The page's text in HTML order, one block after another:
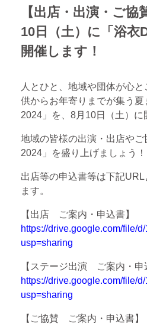
【出店・出演・ご協
10日（土）に「浴衣
開催します！
人とひと、地域や団体が心
供からお年寄りまでが集う夏
2024」を、8月10日（土）に
地域の皆様の出演・出店やご
2024」を盛り上げましょう！
出店等の申込書等は下記
ます。
【出店 ご案内・申込書】
https://drive.google.com/file/
usp=sharing
【ステージ出演 ご案内・申
https://drive.google.com/file/
usp=sharing
【ご協賛 ご案内・申込書】